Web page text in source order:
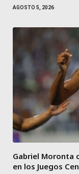
AGOSTO 5, 2026
Gabriel Moronta
en los Juegos